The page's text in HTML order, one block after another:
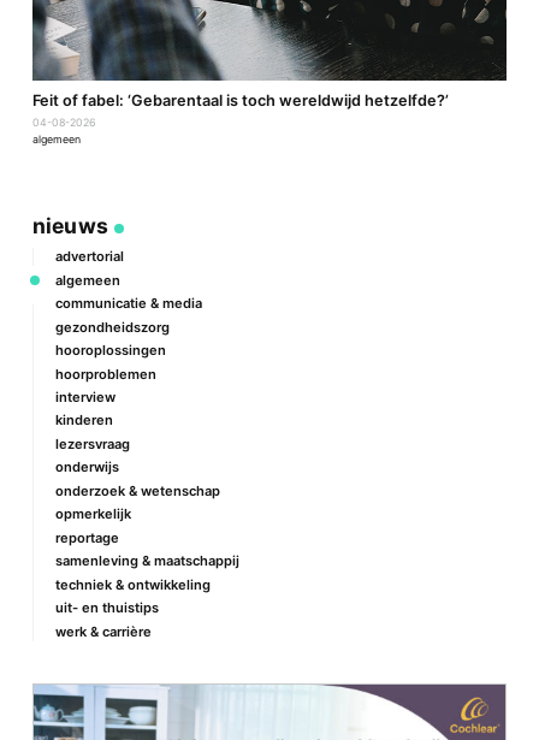
Feit of fabel: ‘Gebarentaal is toch wereldwijd hetzelfde?’
04-08-2026
algemeen
nieuws
advertorial
algemeen
communicatie & media
gezondheidszorg
hooroplossingen
hoorproblemen
interview
kinderen
lezersvraag
onderwijs
onderzoek & wetenschap
opmerkelijk
reportage
samenleving & maatschappij
techniek & ontwikkeling
uit- en thuistips
werk & carrière